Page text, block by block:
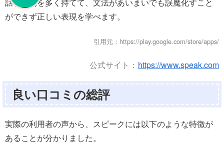
ができず正しい表現を学べます。
引用元：https://play.google.com/store/apps/
公式サイト： https://www.speak.com
良い口コミの総評
実際の利用者の声から、スピークには以下のような特徴が
あることが分かりました。